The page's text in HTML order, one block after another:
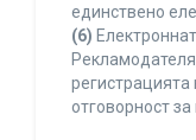
единствено
(6)
отговорност